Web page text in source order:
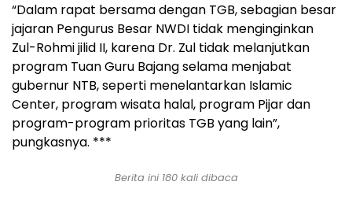
“Dalam rapat bersama dengan TGB, sebagian besar
jajaran Pengurus Besar NWDI tidak menginginkan
Zul-Rohmi jilid II, karena Dr. Zul tidak melanjutkan
program Tuan Guru Bajang selama menjabat
gubernur NTB, seperti menelantarkan Islamic
Center, program wisata halal, program Pijar dan
program-program prioritas TGB yang lain”,
pungkasnya. ***
Berita ini 180 kali dibaca